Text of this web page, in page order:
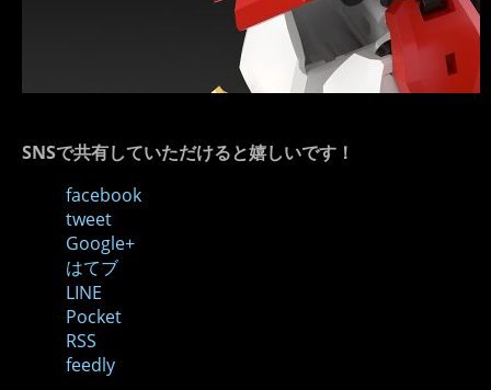
SNSで共有していただけると嬉しいです！
facebook
tweet
Google+
はてブ
LINE
Pocket
RSS
feedly